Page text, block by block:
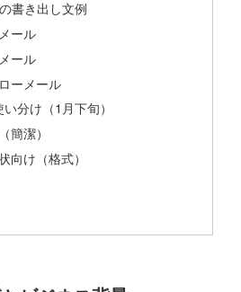
書き出し文例
ール
ール
ーメール
分け（1月下旬）
簡潔）
向け（格式）